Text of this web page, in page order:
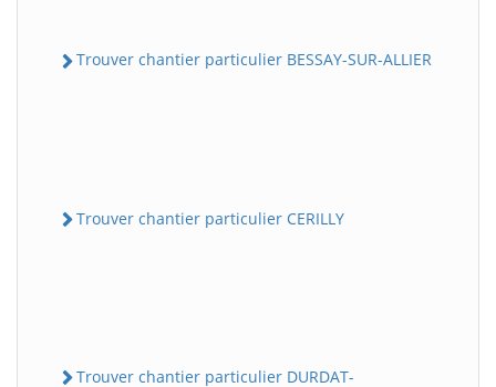
Trouver chantier particulier BESSAY-SUR-ALLIER
Trouver chantier particulier CERILLY
Trouver chantier particulier DURDAT-